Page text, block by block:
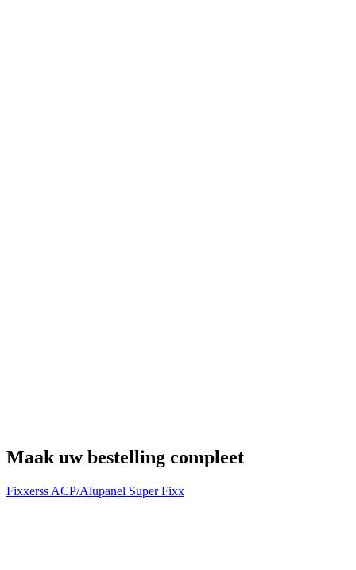
Maak uw bestelling compleet
Fixxerss ACP/Alupanel Super Fixx